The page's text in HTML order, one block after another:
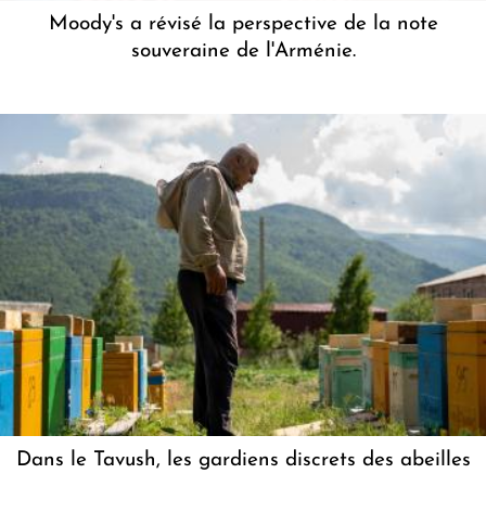
Moody's a révisé la perspective de la note
souveraine de l'Arménie.
Dans le Tavush, les gardiens discrets des abeilles